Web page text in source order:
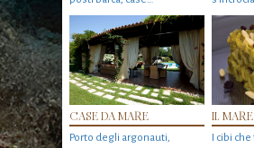
CASE DA MARE
Porto degli argonauti,
IL
I cibi